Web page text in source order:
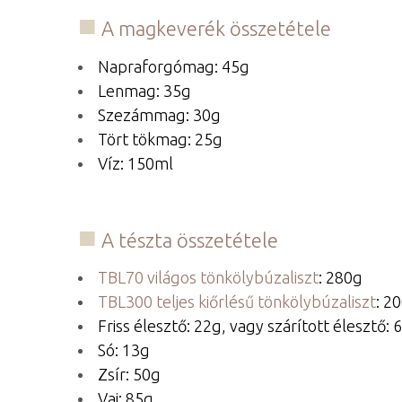
A magkeverék összetétele
Napraforgómag: 45g
Lenmag: 35g
Szezámmag: 30g
Tört tökmag: 25g
Víz: 150ml
A tészta összetétele
TBL70 világos tönkölybúzaliszt: 280g
TBL300 teljes kiőrlésű tönkölybúzaliszt:
Friss élesztő: 22g, vagy szárított élesztő:
Só: 13g
Zsír: 50g